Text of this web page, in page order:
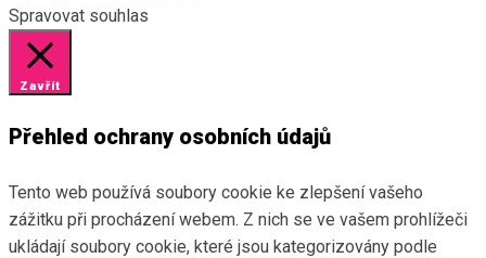
Spravovat souhlas
Zavřít
Přehled ochrany osobních údajů
Tento web používá soubory cookie ke zlepšení vašeho
zážitku při procházení webem. Z nich se ve vašem prohlížeči
ukládají soubory cookie, které jsou kategorizovány podle